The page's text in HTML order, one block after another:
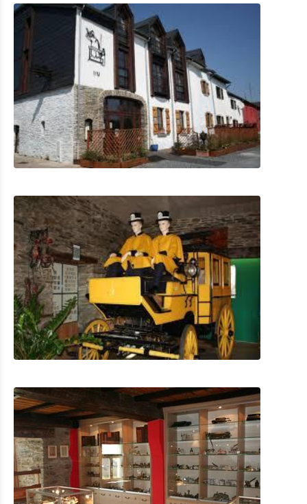
Musée du moulin à eau
Mobilité à Troisvierges
Location de Vélo
Activités intérieures
Eat & Sleep
Agenda
Actualités